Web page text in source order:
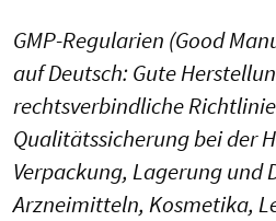
GMP-Regularien (Good
auf Deutsch: Gute
rechtsverbindliche
Qualitätssicherung bei der
Verpackung, Lagerung und
Arzneimitteln, Kosmetika,